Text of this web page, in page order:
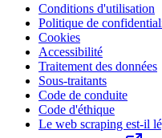
Conditions d'utilisation
Politique de
Cookies
Accessibilité
Traitement des données
Sous-traitants
Code de conduite
Code d'éthique
Le web scraping est-il